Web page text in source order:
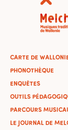
CARTE DE
PHONOTHÈQUE
ENQUÊTES
OUTILS
PARCOURS
LE JOURNAL DE